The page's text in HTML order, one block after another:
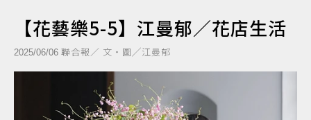
【花藝樂5-5】江曼郁／花店生活
2025/06/06 聯合報／ 文‧圖╱江曼郁